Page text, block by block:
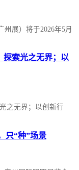
展）将于2026年5月
探索光之无界；以
之无界；以创新行
只“种”场景